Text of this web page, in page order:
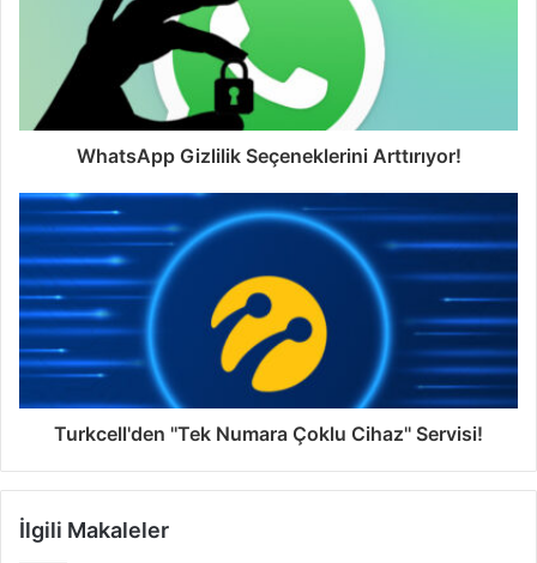
WhatsApp Gizlilik Seçeneklerini Arttırıyor!
Turkcell'den ''Tek Numara Çoklu Cihaz'' Servisi!
İlgili Makaleler